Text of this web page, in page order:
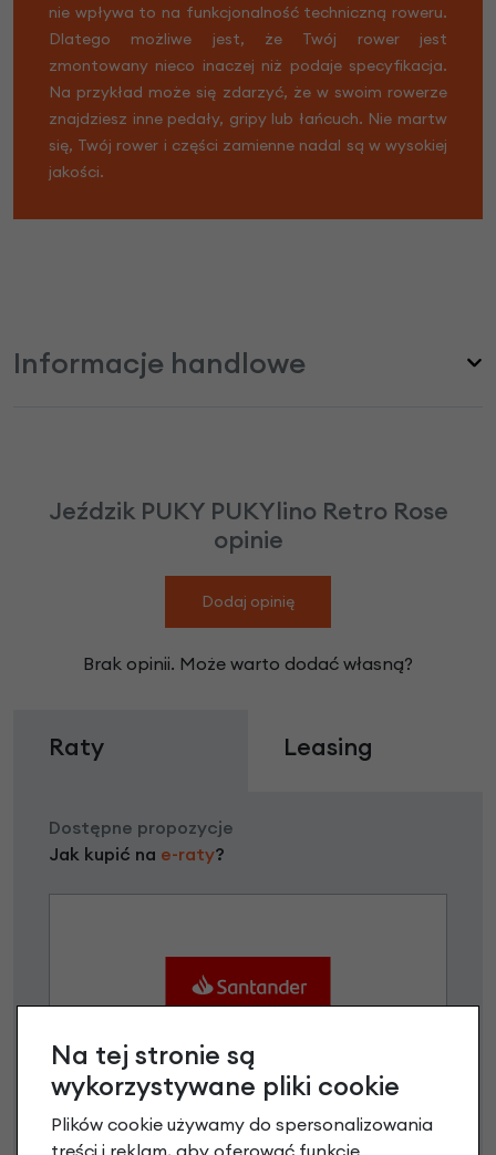
nie wpływa to na funkcjonalność techniczną roweru.
Dlatego możliwe jest, że Twój rower jest
zmontowany nieco inaczej niż podaje specyfikacja.
Na przykład może się zdarzyć, że w swoim rowerze
znajdziesz inne pedały, gripy lub łańcuch. Nie martw
się, Twój rower i części zamienne nadal są w wysokiej
jakości.
Informacje handlowe
Jeździk PUKY PUKYlino Retro Rose
opinie
Dodaj opinię
Brak opinii. Może warto dodać własną?
Raty Leasing
Dostępne propozycje
Jak kupić na e-raty?
Raty 0%
1,00 zł - 5000,00 zł / do 10 rat 0%
od 5001,00 zł / do 20 rat 0%
Na tej stronie są
wykorzystywane pliki cookie
Plików cookie używamy do spersonalizowania